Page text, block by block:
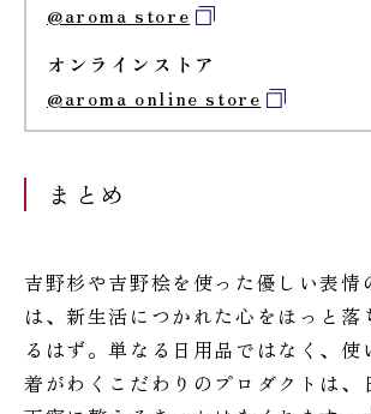
@aroma store
オンラインストア
@aroma online store
まとめ
吉野杉や吉野桧を使った優しい表情
は、新生活につかれた心をほっと落
るはず。単なる日用品ではなく、使
着がわくこだわりのプロダクトは、